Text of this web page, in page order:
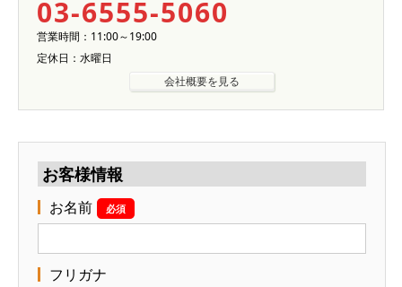
03-6555-5060
営業時間：11:00～19:00
定休日：水曜日
会社概要を見る
お客様情報
お名前 必須
フリガナ